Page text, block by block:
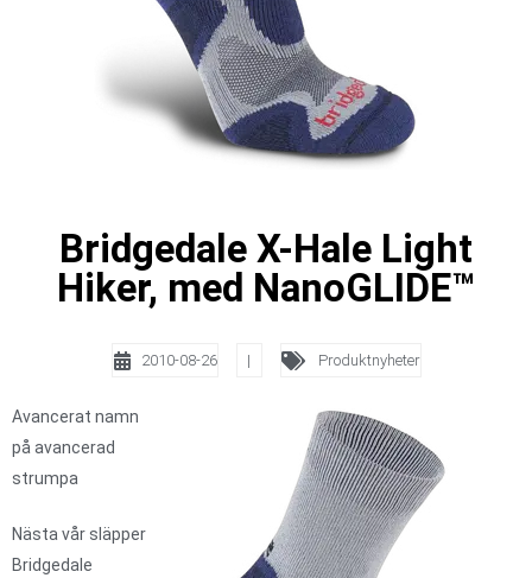
Bridgedale X-Hale Light
Hiker, med NanoGLIDE™
2010-08-26 | Produktnyheter
Avancerat namn
på avancerad
strumpa
Nästa vår släpper
Bridgedale